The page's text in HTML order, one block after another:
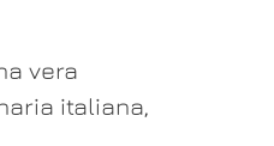
vera
italiana,